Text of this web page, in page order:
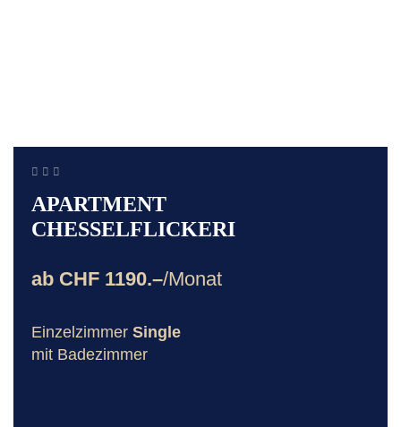
APARTMENT
CHESSELFLICKERI
ab CHF 1190.–/Monat
Einzelzimmer Single
mit Badezimmer